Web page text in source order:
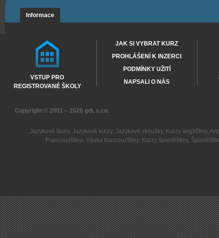
Informace
VSTUP PRO
REGISTROVANÉ ŠKOLY
JAK SI VYBRAT KURZ
PROHLÁŠENÍ K INZERCI
PODMÍNKY UŽITÍ
NAPSALI O NÁS
Copyright © 2001 – 2026 gdi, s.r.o.
Jazykové školy, Jazykové kurzy, Jazykové zkoušky, Kurzy angličtiny,
Francouzština,Výuka francouzštiny, Kurzy španělštiny,